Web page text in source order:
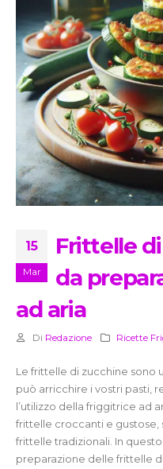
15
Mar
Frittelle
da
ad aria
Di Redazione Ricette
Le frittelle di zucchine sono
può arricchire i vostri pasti,
l’utilizzo della friggitrice ad
frittelle croccanti e gustose,
frittelle tradizionali. In
preparazione delle frittelle